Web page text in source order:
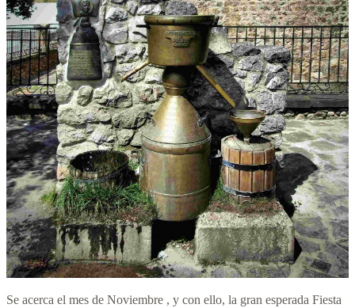
Se acerca el mes de Noviembre , y con ello, la gran esperada Fiesta